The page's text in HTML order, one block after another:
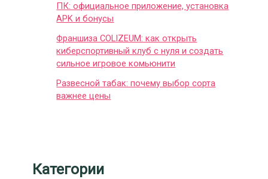
ПК: официальное приложение, установка
APK и бонусы
Франшиза COLIZEUM: как открыть
киберспортивный клуб с нуля и создать
сильное игровое комьюнити
Развесной табак: почему выбор сорта
важнее цены
Категории